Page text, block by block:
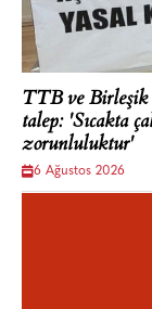
TTB ve
talep: 'Sıcakta
zorunluluktur'
6 Ağustos 2026